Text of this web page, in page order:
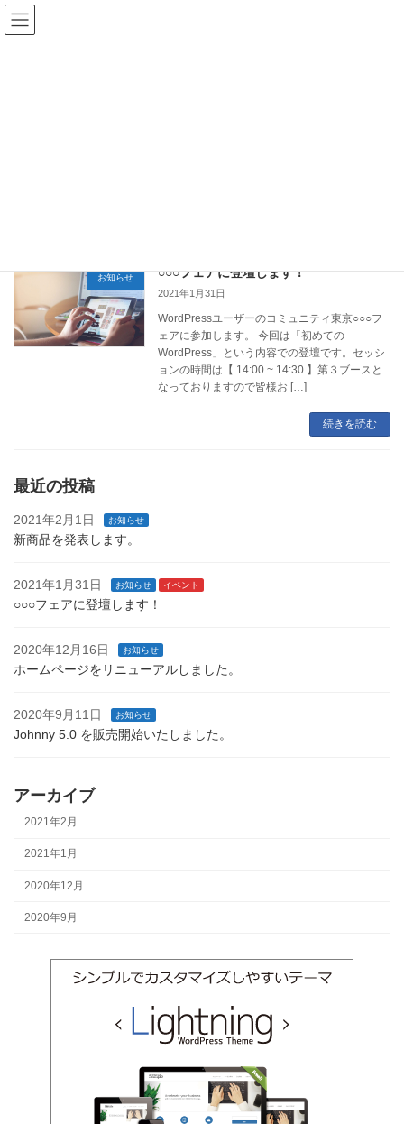
コ
ン
テ
ナ
ビ
ゲ
お知らせ ○○○フェアに登壇します！
2021年1月31日
WordPressユーザーのコミュニティ東京○○○フ
ェアに参加します。 今回は「初めての
WordPress」という内容での登壇です。セッシ
ョンの時間は【 14:00 ~ 14:30 】第３ブースと
なっておりますので皆様お […]
続きを読む
最近の投稿
2021年2月1日 お知らせ
新商品を発表します。
2021年1月31日 お知らせ イベント
○○○フェアに登壇します！
2020年12月16日 お知らせ
ホームページをリニューアルしました。
2020年9月11日 お知らせ
Johnny 5.0 を販売開始いたしました。
アーカイブ
2021年2月
2021年1月
2020年12月
2020年9月